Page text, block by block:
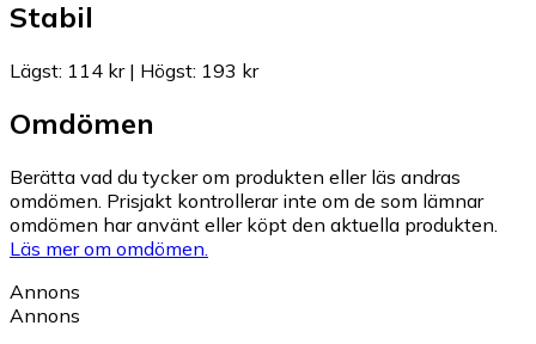
Stabil
Lägst: 114 kr| Högst: 193 kr
Omdömen
Berätta vad du tycker om produkten eller läs andras
omdömen. Prisjakt kontrollerar inte om de som lämnar
omdömen har använt eller köpt den aktuella produkten.
Läs mer om omdömen.
Annons
Annons